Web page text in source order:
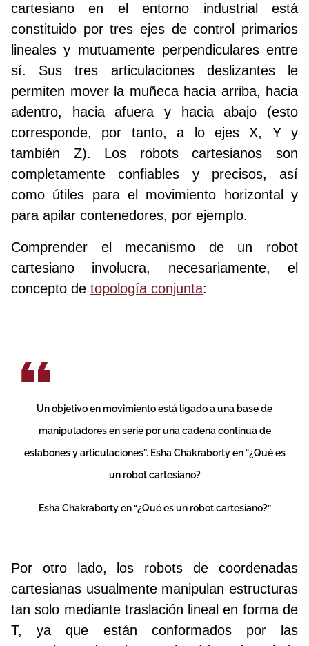
cartesiano en el entorno industrial está
constituido por tres ejes de control primarios
lineales y mutuamente perpendiculares entre
sí. Sus tres articulaciones deslizantes le
permiten mover la muñeca hacia arriba, hacia
adentro, hacia afuera y hacia abajo (esto
corresponde, por tanto, a lo ejes X, Y y
también Z). Los robots cartesianos son
completamente confiables y precisos, así
como útiles para el movimiento horizontal y
para apilar contenedores, por ejemplo.
Comprender el mecanismo de un robot
cartesiano involucra, necesariamente, el
concepto de topología conjunta:
Un objetivo en movimiento está ligado a una base de
manipuladores en serie por una cadena continua de
eslabones y articulaciones”. Esha Chakraborty en “¿Qué es
un robot cartesiano?
Esha Chakraborty en “¿Qué es un robot cartesiano?”
Por otro lado, los robots de coordenadas
cartesianas usualmente manipulan estructuras
tan solo mediante traslación lineal en forma de
T, ya que están conformados por las